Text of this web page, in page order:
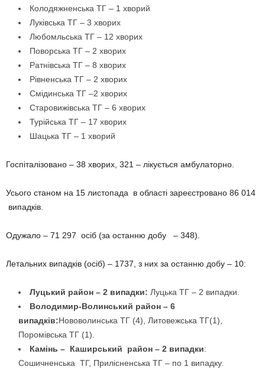
Колодяжненська ТГ – 1 хворий
Луківська ТГ – 3 хворих
Любомльська ТГ – 12 хворих
Поворська ТГ – 2 хворих
Ратнівська ТГ – 8 хворих
Рівненська ТГ – 2 хворих
Смідинська ТГ –2 хворих
Старовижівська ТГ – 6 хворих
Турійська ТГ – 17 хворих
Шацька ТГ – 1 хворий
Госпіталізовано – 38 хворих, 321 – лікується амбулаторно.
Усього станом на 15 листопада в області зареєстровано 86 014
випадків.
Одужало – 71 297 осіб (за останню добу – 348).
Летальних випадків (осіб) – 1737, з них за останню добу – 10:
Луцький район – 2 випадки: Луцька ТГ – 2 випадки.
Володимир-Волинський район – 6
випадків:Нововолинська ТГ (4), Литовежська ТГ(1),
Поромівська ТГ (1).
Камінь – Каширський район – 2 випадки:
Сошичненська ТГ, Прилісненська ТГ – по 1 випадку.